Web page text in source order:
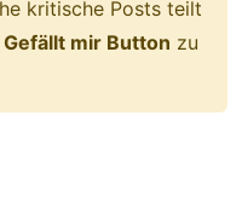
kritische Posts teilt
Gefällt mir Button zu